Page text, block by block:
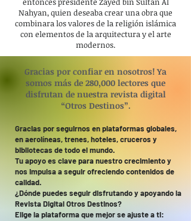
Nahyan, quien deseaba crear una obra que
combinara los valores de la religión islámica
con elementos de la arquitectura y el arte
modernos.
Gracias por confiar en nosotros! Ya
somos más de 280,000 lectores que
disfrutan de nuestra revista digital
“Otros Destinos”.
Gracias por seguirnos en plataformas globales,
en aerolíneas, trenes, hoteles, cruceros y
bibliotecas de todo el mundo.
Tu apoyo es clave para nuestro crecimiento y
nos impulsa a seguir ofreciendo contenidos de
calidad.
¿Dónde puedes seguir disfrutando y apoyando la
Revista Digital Otros Destinos?
Elige la plataforma que mejor se ajuste a ti: